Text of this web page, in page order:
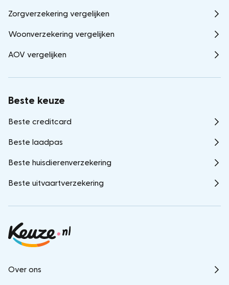
Over ons
Zorgverzekering vergelijken
Woonverzekering vergelijken
AOV vergelijken
Beste keuze
Beste creditcard
Beste laadpas
Beste huisdierenverzekering
Beste uitvaartverzekering